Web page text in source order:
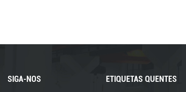
SIGA-NOS ETIQUETAS QUENTES